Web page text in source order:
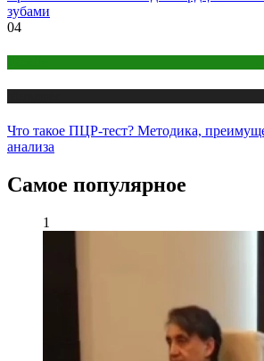
зубами
04
Что такое ПЦР-тест? Методика,
анализа
Самое популярное
1